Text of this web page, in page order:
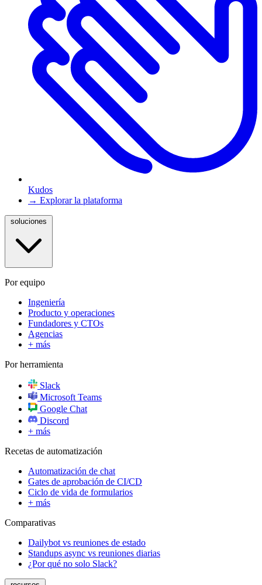
Kudos
→ Explorar la plataforma
Por equipo
Ingeniería
Producto y operaciones
Fundadores y CTOs
Agencias
+ más
Por herramienta
Slack
Microsoft Teams
Google Chat
Discord
+ más
Recetas de automatización
Automatización de chat
Gates de aprobación de CI/CD
Ciclo de vida de formularios
+ más
Comparativas
Dailybot vs reuniones de estado
Standups async vs reuniones diarias
¿Por qué no solo Slack?